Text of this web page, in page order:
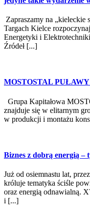
Zapraszamy na „kieleckie
Targach Kielce
Energetyki i
Źródeł [...]
MOSTOSTAL PUŁAWY
Grupa Kapitałowa
znajduje się w elitarnym
w produkcji i montażu
Biznes z dobrą energią –
Już od osiemnastu lat,
króluje tematyka ściśle
oraz energią odnawialną.
i [...]